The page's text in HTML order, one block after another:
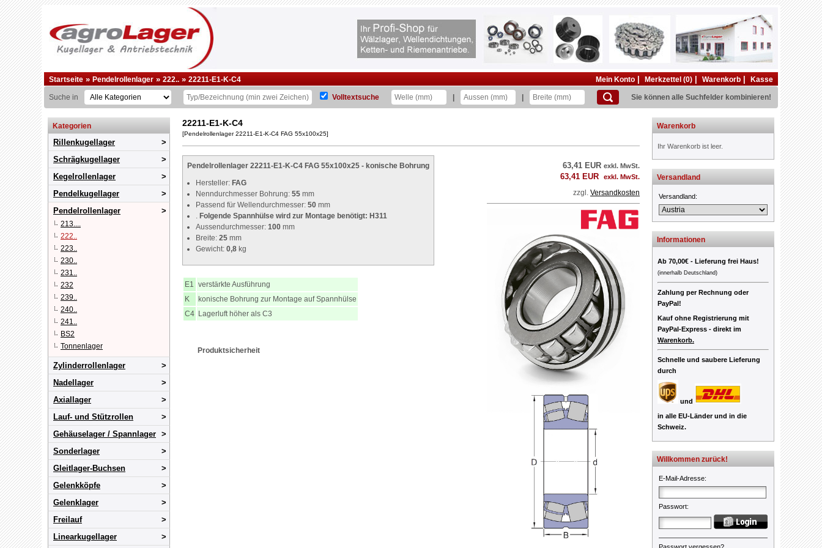
Startseite » Pendelrollenlager » 222.. » 22211-E1-K-C4 Mein Konto Merkzettel (0) Warenkorb Kasse
Suche in Volltextsuche Sie können alle Suchfelder kombinieren!
Kategorien
Rillenkugellager
Schrägkugellager
Kegelrollenlager
Pendelkugellager
Pendelrollenlager
213....
222..
223..
230..
231..
232
239..
240..
241..
BS2
Tonnenlager
Zylinderrollenlager
Nadellager
Axiallager
Lauf- und Stützrollen
Gehäuselager / Spannlager
Sonderlager
Gleitlager-Buchsen
Gelenkköpfe
Gelenklager
Freilauf
Linearkugellager
22211-E1-K-C4
[Pendelrollenlager 22211-E1-K-C4 FAG 55x100x25]
Pendelrollenlager 22211-E1-K-C4 FAG 55x100x25 - konische Bohrung
Hersteller: FAG
Nenndurchmesser Bohrung: 55 mm
Passend für Wellendurchmesser: 50 mm
. Folgende Spannhülse wird zur Montage benötigt: H311
Aussendurchmesser: 100 mm
Breite: 25 mm
Gewicht: 0,8 kg
E1 verstärkte Ausführung
K
konische Bohrung zur Montage auf Spannhülse
C4 Lagerluft höher als C3
Produktsicherheit
63,41 EUR exkl. MwSt.
63,41 EUR exkl. MwSt.
zzgl. Versandkosten
Warenkorb
Ihr Warenkorb ist leer.
Versandland
Versandland:
Informationen
Ab 70,00€ - Lieferung frei Haus!
(innerhalb Deutschland)
Zahlung per Rechnung oder
PayPal!
Kauf ohne Registrierung mit
PayPal-Express - direkt im
Warenkorb.
Schnelle und saubere Lieferung
durch
und
in alle EU-Länder und in die
Schweiz.
Willkommen zurück!
E-Mail-Adresse:
Passwort: